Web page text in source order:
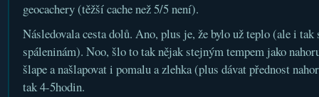
geocachery (těžší cache než 5/5 není).
Následovala cesta dolů. Ano, plus je, že bylo už teplo (ale i
spáleninám). Noo, šlo to tak nějak stejným tempem jako
šlape a našlapovat i pomalu a zlehka (plus dávat přednost
tak 4-5hodin.